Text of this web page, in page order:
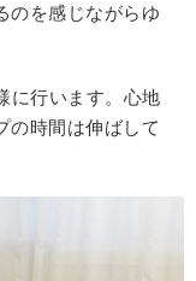
のを感じながらゆ
に行います。心地
の時間は伸ばして